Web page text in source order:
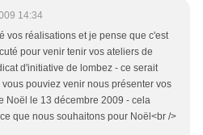
14:34
vos réalisations et je pense que c'est
pour venir tenir vos ateliers de
d'initiative de lombez - ce serait
pouviez venir nous présenter vos
Noël le 13 décembre 2009 - cela
que nous souhaitons pour Noël<br />